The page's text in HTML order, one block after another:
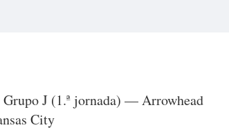
J (1.ª jornada) — Arrowhead
City